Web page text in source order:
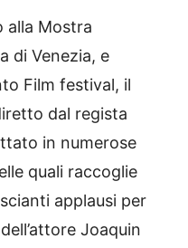
alla Mostra
di Venezia, e
Film festival, il
dal regista
in numerose
quali raccoglie
applausi per
Joaquin